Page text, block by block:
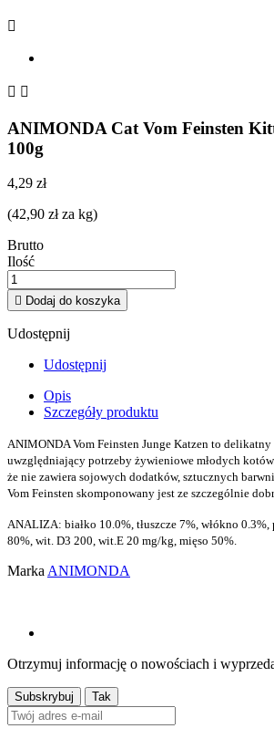

 
ANIMONDA Cat Vom Feinsten
100g
4,29 zł
(42,90 zł za kg)
Brutto
Ilość
 Dodaj do koszyka
Udostępnij
Udostępnij
Opis
Szczegóły produktu
ANIMONDA Vom Feinsten Junge Katzen to
uwzględniający potrzeby żywieniowe młodych
że nie zawiera sojowych dodatków, sztucznych
Vom Feinsten skomponowany jest ze szczególnie
ANALIZA: białko 10.0%, tłuszcze 7%, włókno
80%, wit. D3 200, wit.E 20 mg/kg, mięso 50%.
MarkaANIMONDA
Otrzymuj informację o nowościach i